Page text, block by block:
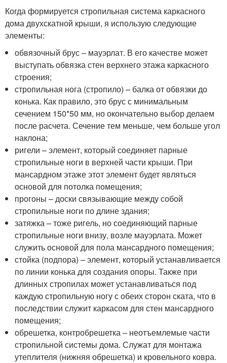
Когда формируется стропильная система каркасного
дома двухскатной крыши, я использую следующие
элементы:
обвязочный брус – мауэрлат. В его качестве может
выступать обвязка стен верхнего этажа каркасного
строения;
стропильная нога (стропило) – балка от обвязки до
конька. Как правило, это брус с минимальным
сечением 150*50 мм, но окончательно выбор делаем
после расчета. Сечение тем меньше, чем больше угол
наклона;
ригели – элемент, который соединяет парные
стропильные ноги в верхней части крыши. При
мансардном этаже этот элемент будет являться
основой для потолка помещения;
прогоны – доски связывающие между собой
стропильные ноги по длине здания;
затяжка – тоже ригель, но соединяющий парные
стропильные ноги внизу, возле мауэрлата. Может
служить основой для пола мансардного помещения;
стойка (подпора) – элемент, который устанавливается
по линии конька для создания опоры. Также при
длинных стропилах может устанавливаться под
каждую стропильную ногу с обеих сторон ската, что в
последствии служит каркасом для стен мансардного
помещения;
обрешетка, контробрешетка – неотъемлемые части
стропильной системы дома. Служат для монтажа
утеплителя (нижняя обрешетка) и кровельного ковра.